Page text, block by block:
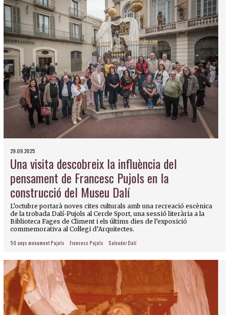
29.09.2025
Una visita descobreix la influència del
pensament de Francesc Pujols en la
construcció del Museu Dalí
L’octubre portarà noves cites culturals amb una recreació escènica
de la trobada Dalí-Pujols al Cercle Sport, una sessió literària a la
Biblioteca Fages de Climent i els últims dies de l’exposició
commemorativa al Col·legi d’Arquitectes.
50 anys monument Pujols Francesc Pujols Salvador Dalí